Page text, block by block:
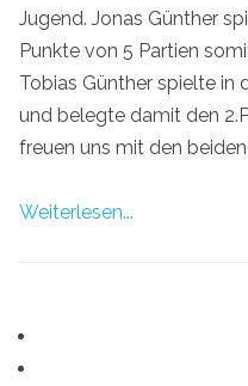
Jugend. Jonas Günther
Punkte von 5 Partien
Tobias Günther spielte in
und belegte damit den
freuen uns mit den beiden
Weiterlesen...